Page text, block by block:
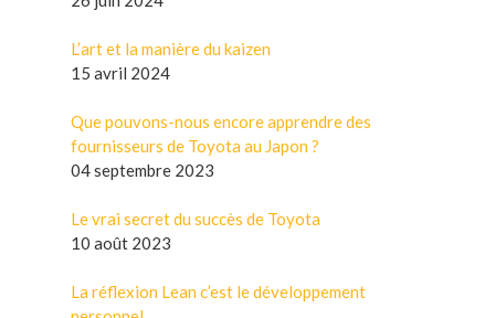
L’art et la manière du kaizen
15 avril 2024
Que pouvons-nous encore apprendre des
fournisseurs de Toyota au Japon ?
04 septembre 2023
Le vrai secret du succès de Toyota
10 août 2023
La réflexion Lean c’est le développement